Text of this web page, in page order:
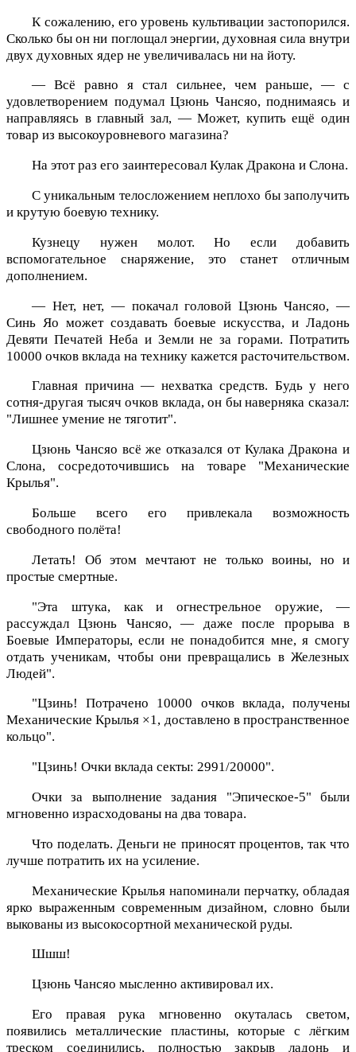
К сожалению, его уровень культивации застопорился.
Сколько бы он ни поглощал энергии, духовная сила внутри
двух духовных ядер не увеличивалась ни на йоту.
— Всё равно я стал сильнее, чем раньше, — с
удовлетворением подумал Цзюнь Чансяо, поднимаясь и
направляясь в главный зал, — Может, купить ещё один
товар из высокоуровневого магазина?
На этот раз его заинтересовал Кулак Дракона и Слона.
С уникальным телосложением неплохо бы заполучить
и крутую боевую технику.
Кузнецу нужен молот. Но если добавить
вспомогательное снаряжение, это станет отличным
дополнением.
— Нет, нет, — покачал головой Цзюнь Чансяо, —
Синь Яо может создавать боевые искусства, и Ладонь
Девяти Печатей Неба и Земли не за горами. Потратить
10000 очков вклада на технику кажется расточительством.
Главная причина — нехватка средств. Будь у него
сотня-другая тысяч очков вклада, он бы наверняка сказал:
"Лишнее умение не тяготит".
Цзюнь Чансяо всё же отказался от Кулака Дракона и
Слона, сосредоточившись на товаре "Механические
Крылья".
Больше всего его привлекала возможность
свободного полёта!
Летать! Об этом мечтают не только воины, но и
простые смертные.
"Эта штука, как и огнестрельное оружие, —
рассуждал Цзюнь Чансяо, — даже после прорыва в
Боевые Императоры, если не понадобится мне, я смогу
отдать ученикам, чтобы они превращались в Железных
Людей".
"Цзинь! Потрачено 10000 очков вклада, получены
Механические Крылья ×1, доставлено в пространственное
кольцо".
"Цзинь! Очки вклада секты: 2991/20000".
Очки за выполнение задания "Эпическое-5" были
мгновенно израсходованы на два товара.
Что поделать. Деньги не приносят процентов, так что
лучше потратить их на усиление.
Механические Крылья напоминали перчатку, обладая
ярко выраженным современным дизайном, словно были
выкованы из высокосортной механической руды.
Шшш!
Цзюнь Чансяо мысленно активировал их.
Его правая рука мгновенно окуталась светом,
появились металлические пластины, которые с лёгким
треском соединились, полностью закрыв ладонь и